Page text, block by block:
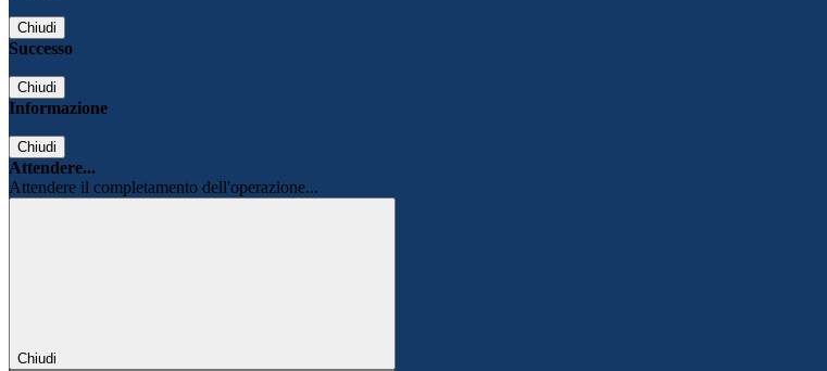
Chiudi
Successo
Chiudi
Informazione
Chiudi
Attendere...
Attendere il completamento dell'operazione...
Chiudi